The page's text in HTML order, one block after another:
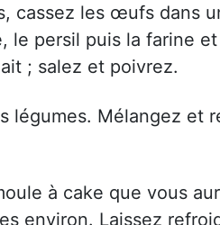
cassez les œufs dans
le persil puis la farine
; salez et poivrez.
légumes. Mélangez et
à cake que vous
environ. Laissez